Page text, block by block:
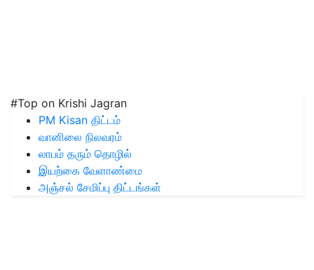
#Top on Krishi Jagran
PM Kisan திட்டம்
வானிலை நிலவரம்
லாபம் தரும் தொழில்
இயற்கை வேளாண்மை
அஞ்சல் சேமிப்பு திட்டங்கள்